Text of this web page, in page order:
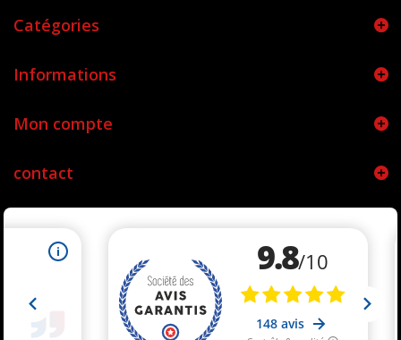
Catégories
Informations
Mon compte
contact